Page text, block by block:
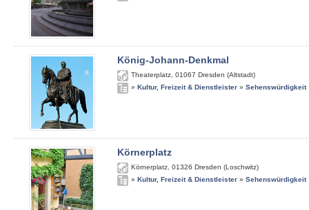
König-Johann-Denkmal
Theaterplatz 01067 Dresden (Altstadt)
» Kultur, Freizeit & Dienstleister » Sehenswürdigkeit
Körnerplatz
Körnerplatz 01326 Dresden (Loschwitz)
» Kultur, Freizeit & Dienstleister » Sehenswürdigkeit